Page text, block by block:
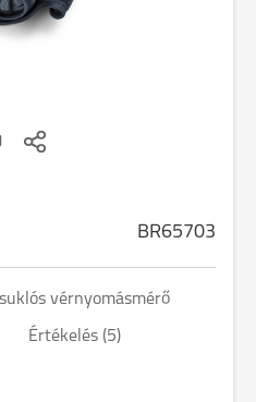
BR65703
vérnyomásmérő
Értékelés (5)